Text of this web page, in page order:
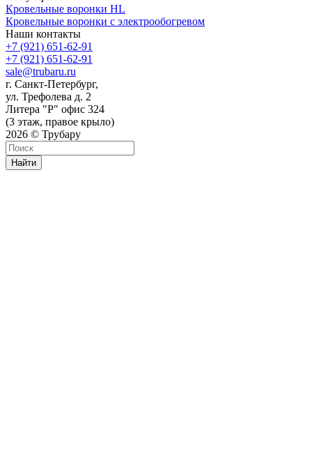
Кровельные воронки HL
Кровельные воронки с электрообогревом
Наши контакты
+7 (921) 651-62-91
+7 (921) 651-62-91
sale@trubaru.ru
г. Санкт-Петербург,
ул. Трефолева д. 2
Литера "Р" офис 324
(3 этаж, правое крыло)
2026 © Трубару
Найти